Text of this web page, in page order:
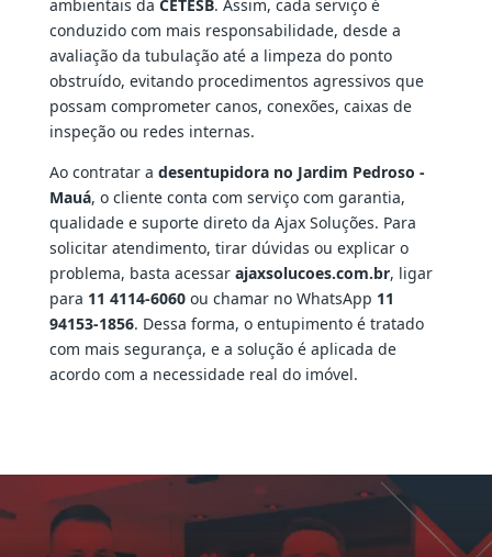
ambientais da CETESB. Assim, cada serviço é
conduzido com mais responsabilidade, desde a
avaliação da tubulação até a limpeza do ponto
obstruído, evitando procedimentos agressivos que
possam comprometer canos, conexões, caixas de
inspeção ou redes internas.
Ao contratar a desentupidora no Jardim Pedroso -
Mauá, o cliente conta com serviço com garantia,
qualidade e suporte direto da Ajax Soluções. Para
solicitar atendimento, tirar dúvidas ou explicar o
problema, basta acessar ajaxsolucoes.com.br, ligar
para 11 4114-6060ou chamar no WhatsApp 11
94153-1856. Dessa forma, o entupimento é tratado
com mais segurança, e a solução é aplicada de
acordo com a necessidade real do imóvel.